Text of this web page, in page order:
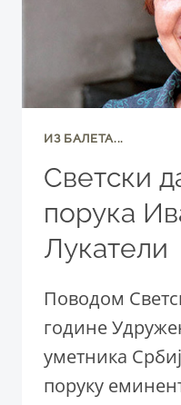
ИЗ БАЛЕТА...
Светски
порука
Лукатели
Поводом
године
уметника
поруку